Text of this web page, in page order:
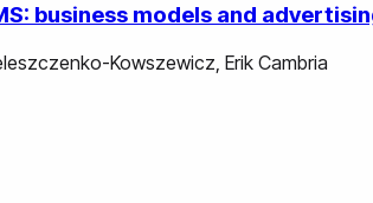
business models and
Kowszewicz, Erik Cambria